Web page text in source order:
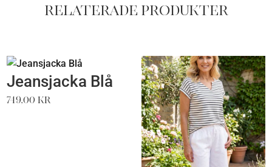
Relaterade produkter
Jeansjacka Blå
749,00kr